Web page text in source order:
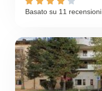
Basato su 11 recensioni